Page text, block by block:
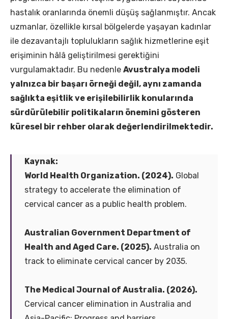
hastalık oranlarında önemli düşüş sağlanmıştır. Ancak
uzmanlar, özellikle kırsal bölgelerde yaşayan kadınlar
ile dezavantajlı toplulukların sağlık hizmetlerine eşit
erişiminin hâlâ geliştirilmesi gerektiğini
vurgulamaktadır. Bu nedenle Avustralya modeli
yalnızca bir başarı örneği değil, aynı zamanda
sağlıkta eşitlik ve erişilebilirlik konularında
sürdürülebilir politikaların önemini gösteren
küresel bir rehber olarak değerlendirilmektedir.
Kaynak:
World Health Organization. (2024). Global
strategy to accelerate the elimination of
cervical cancer as a public health problem.
Australian Government Department of
Health and Aged Care. (2025). Australia on
track to eliminate cervical cancer by 2035.
The Medical Journal of Australia. (2026).
Cervical cancer elimination in Australia and